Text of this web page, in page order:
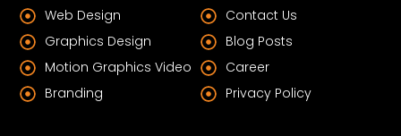
Contact Us
Blog Posts
Career
Privacy Policy
Web Design
Graphics Design
Motion Graphics Video
Branding